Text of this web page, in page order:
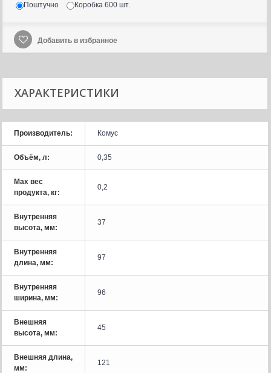
Поштучно
Коробка 600 шт.
Добавить в избранное
ХАРАКТЕРИСТИКИ
Производитель: Комус
Объём, л: 0,35
Мах вес
продукта, кг:
0,2
Внутренняя
высота, мм:
37
Внутренняя
длина, мм:
97
Внутренняя
ширина, мм:
96
Внешняя
высота, мм:
45
Внешняя длина,
мм:
121